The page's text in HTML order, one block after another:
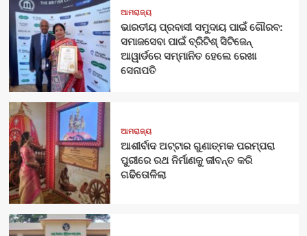
ଆମରାଜ୍ୟ
ଭାରତୀୟ ପ୍ରବାସୀ ସମୁଦାୟ ପାଇଁ ଗୌରବ:
ସମାଜସେବା ପାଇଁ ବ୍ରିଟିଶ୍ ସିଟିଜେନ୍
ଆୱାର୍ଡରେ ସମ୍ମାନିତ ହେଲେ ରେଖା
ସେନାପତି
ଆମରାଜ୍ୟ
ଆଶୀର୍ବାଦ ଅଟ୍ଟାର ଗୁଣାତ୍ମକ ପରମ୍ପରା
ପୁରୀରେ ରଥ ନିର୍ମାଣକୁ ଜୀବନ୍ତ କରି
ଗଢିତୋଳିଲା